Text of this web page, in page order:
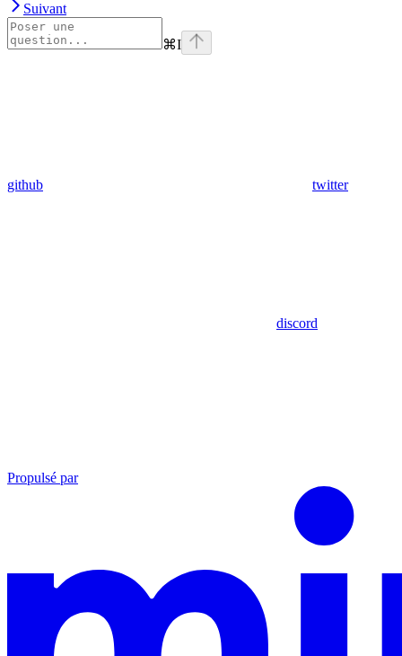
Suivant
⌘I
github twitter
discord
Propulsé par